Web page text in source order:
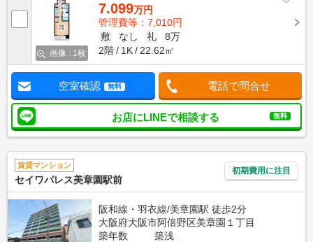
画像 : 1枚
7.099万円
管理費等：7,010円
敷
なし 礼
8万
2階
1K 22.62㎡
空室確認 無料 電話で問合せ
お店にLINEで相談する 無料
賃貸マンション
セイワパレス美章園駅前
初期費用に注目
阪和線・羽衣線/美章園駅 徒歩2分
大阪府大阪市阿倍野区美章園１丁目
築年数
築浅